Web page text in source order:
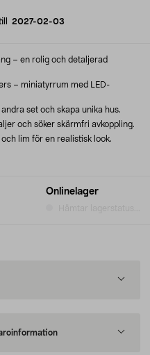
2027-02-03
Onlinelager
– en rolig och detaljerad
– miniatyrrum med LED-
set och skapa unika hus.
och söker skärmfri avkoppling.
lim för en realistisk look.